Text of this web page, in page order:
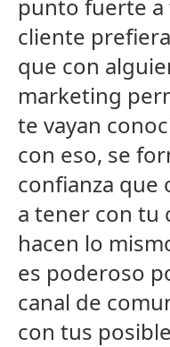
punto fuerte a
cliente
que con
marketing
te vayan
con eso, se
confianza que
a tener con tu
hacen lo
es poderoso
canal de
con tus